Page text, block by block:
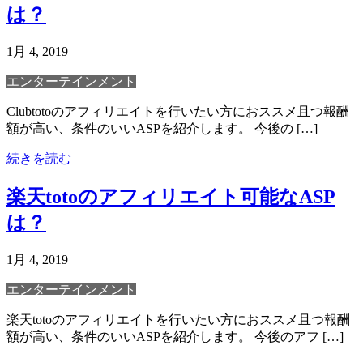
は？
1月 4, 2019
エンターテインメント
Clubtotoのアフィリエイトを行いたい方におススメ且つ報酬
額が高い、条件のいいASPを紹介します。 今後の […]
続きを読む
楽天totoのアフィリエイト可能なASP
は？
1月 4, 2019
エンターテインメント
楽天totoのアフィリエイトを行いたい方におススメ且つ報酬
額が高い、条件のいいASPを紹介します。 今後のアフ […]